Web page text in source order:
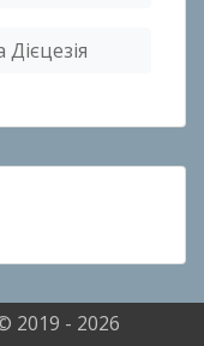
2019 - 2026